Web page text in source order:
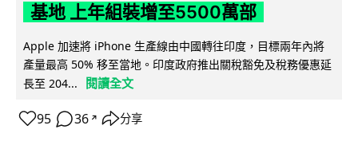
基地 上年組裝增至5500萬部
Apple 加速將 iPhone 生產線由中國轉往印度，目標兩年內將
產量最高 50% 移至當地。印度政府推出關稅豁免及稅務優惠延
長至 204...
閱讀全文
95 36 ↗ 分享